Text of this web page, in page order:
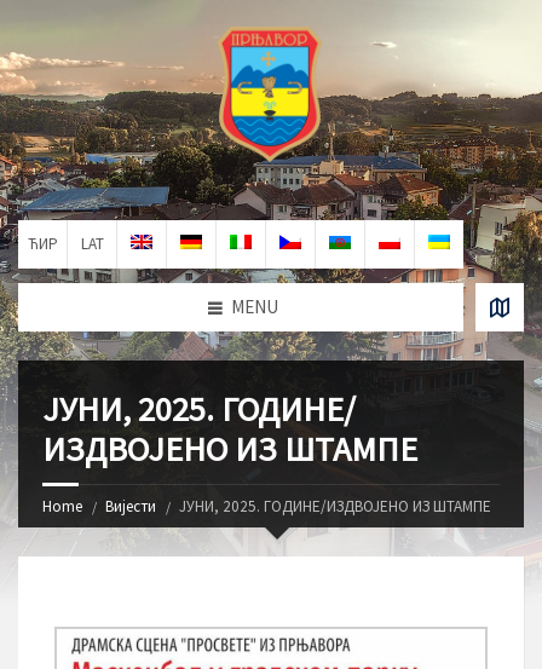
ЋИР LAT
MENU
ЈУНИ, 2025. ГОДИНЕ/
ИЗДВОЈЕНО ИЗ ШТАМПЕ
Home Вијести ЈУНИ, 2025. ГОДИНЕ/ИЗДВОЈЕНО ИЗ ШТАМПЕ